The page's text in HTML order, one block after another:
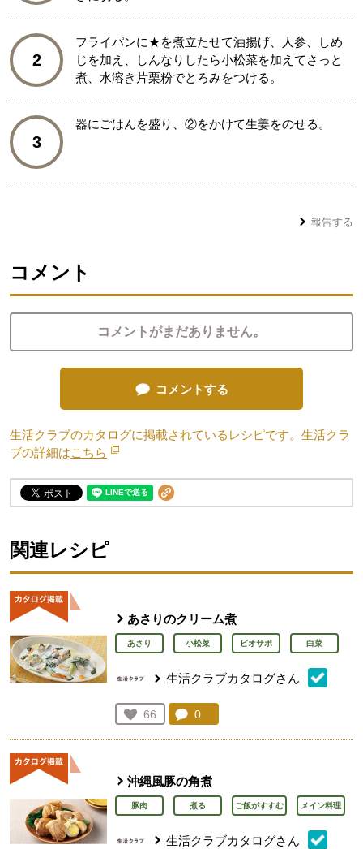
2
フライパンに★を煮立たせて油揚げ、人参、しめ
じを加え、しんなりしたら小松菜を加えてさっと
煮、水溶き片栗粉でとろみをつける。
3
器にごはんを盛り、②をかけて生姜をのせる。
報告する
コメント
コメントがまだありません。
コメントする
生活クラブのカタログに掲載されているレシピです。生活クラ
ブの詳細はこちら 別のウィンドウで開きます。
関連レシピ
あさりのクリーム煮
あさり 小松菜 ビオサポ 白菜
生活クラブカタログさん
お気に入り登録：
66
人が登録
コメント：
0
沖縄風豚の角煮
豚肉 煮る ご飯がすすむ メイン料理
生活クラブカタログさん